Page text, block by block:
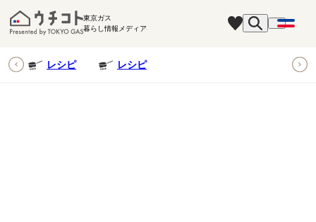
東京ガス
暮らし情報メディア
レシピ レシピ